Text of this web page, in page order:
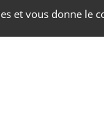
et vous donne le